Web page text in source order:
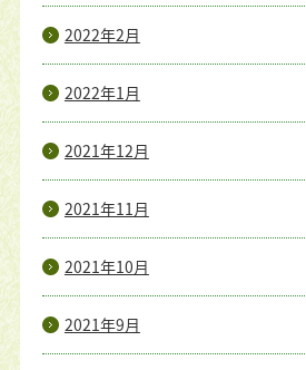
2022年2月
2022年1月
2021年12月
2021年11月
2021年10月
2021年9月